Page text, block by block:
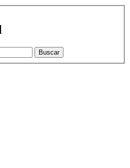
Buscar